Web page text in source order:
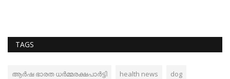
TAGS
ആർഷ ഭാരത ധർമ്മരക്ഷപാർട്ടി health news dog